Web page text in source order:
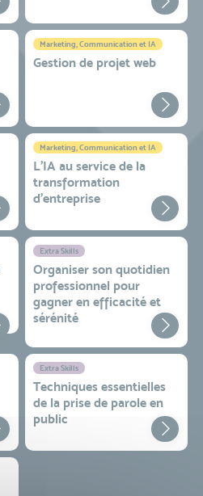
Marketing, Communication et IA
Gestion de projet web
Marketing, Communication et IA
L'IA au service de la
transformation
d'entreprise
Extra Skills
Organiser son quotidien
professionnel pour
gagner en efficacité et
sérénité
Extra Skills
Techniques essentielles
de la prise de parole en
public